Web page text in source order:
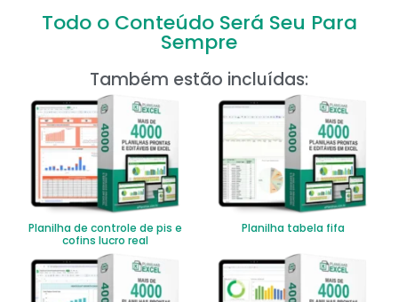
Todo o Conteúdo Será Seu Para
Sempre
Também estão incluídas:
Planilha de controle de pis e
cofins lucro real
Planilha tabela fifa